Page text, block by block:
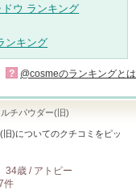
ウ ランキング
ンキング
? @cosmeのランキングとは
チパウダー(旧)
旧)についてのクチコミをピッ
34歳 / アトピー
件